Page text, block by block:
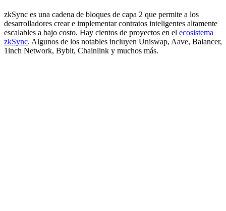
zkSync es una cadena de bloques de capa 2 que permite a los
desarrolladores crear e implementar contratos inteligentes altamente
escalables a bajo costo. Hay cientos de proyectos en el ecosistema
zkSync. Algunos de los notables incluyen Uniswap, Aave, Balancer,
1inch Network, Bybit, Chainlink y muchos más.